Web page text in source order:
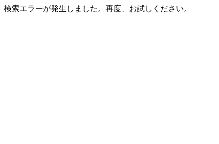
検索エラーが発生しました。再度、お試しください。